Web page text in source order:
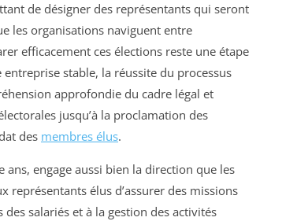
de désigner des représentants qui seront
les organisations naviguent entre
efficacement ces élections reste une étape
stable, la réussite du processus
approfondie du cadre légal et
jusqu’à la proclamation des
des membres élus.
engage aussi bien la direction que les
représentants élus d’assurer des missions
salariés et à la gestion des activités